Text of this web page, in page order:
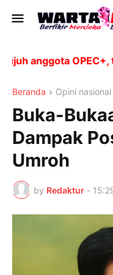
anggota OPEC+,
Beranda Opini nasional
Buka-
Dampak
Umroh
by Redaktur -